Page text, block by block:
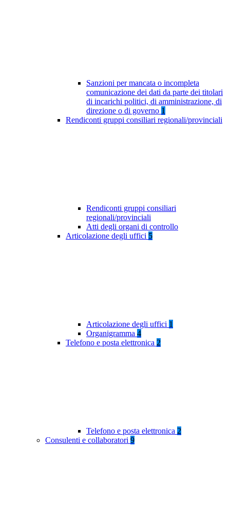
Sanzioni per mancata o incompleta
comunicazione dei dati da parte dei titolari
di incarichi politici, di amministrazione, di
direzione o di governo 1
Rendiconti gruppi consiliari regionali/provinciali
Rendiconti gruppi consiliari
regionali/provinciali
Atti degli organi di controllo
Articolazione degli uffici 5
Articolazione degli uffici 1
Organigramma 4
Telefono e posta elettronica 2
Telefono e posta elettronica 2
Consulenti e collaboratori 9